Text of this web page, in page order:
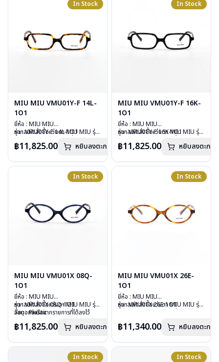
In Stock
MIU MIU VMU01Y-F 14L-
1O1
ยี่ห้อ : MIU MIU
รุ่น : VMU01Y-F 14L-1O1
เลนส์ : Demo lens
น้ำหนัก : 23 กรัม
อุปกรณ์ : กล่องแว่น , ผ้าเช็ดแว่น
หากสนใจสั่งชื้อแว่นตา MIU MIU รุ่น
กรุณาติดต่อเราคลิก
฿11,825.00 หยิบลงตะกร้า
In Stock
MIU MIU VMU01Y-F 16K-
1O1
ยี่ห้อ : MIU MIU
รุ่น : VMU01Y-F 16K-1O1
เลนส์ : Demo lens
น้ำหนัก : 23 กรัม
อุปกรณ์ : กล่องแว่น , ผ้าเช็ดแว่น
หากสนใจสั่งชื้อแว่นตา MIU MIU รุ่น
กรุณาติดต่อเราคลิก
฿11,825.00 หยิบลงตะกร้า
In Stock
MIU MIU VMU01X 08Q-
1O1
ยี่ห้อ : MIU MIU
รุ่น : VMU01X 08Q-1O1
วัสดุ : Plastic
บานพับ : ไม่มีสปริง
อุปกรณ์ : กล่องแว่น , ผ้าเช็ดแว่น
หากสนใจสั่งชื้อแว่นตา MIU MIU รุ่น
อื่นนอกเหนือจากรายการที่ได้ลงไว้
฿11,825.00 หยิบลงตะกร้า
In Stock
MIU MIU VMU01X 26E-
1O1
ยี่ห้อ : MIU MIU
รุ่น : VMU01X 26E-1O1
บานพับ : ไม่มีสปริง
อุปกรณ์ : กล่องแว่น , ผ้าเช็ดแว่น
หากสนใจสั่งชื้อแว่นตา MIU MIU รุ่น
฿11,340.00 หยิบลงตะกร้า
In Stock In Stock